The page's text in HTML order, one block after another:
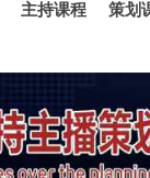
主持课程 策划